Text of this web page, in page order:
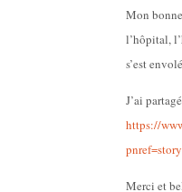
Mon
l’hôpital,
s’est
J’ai
https://
pnref=story
Merci et